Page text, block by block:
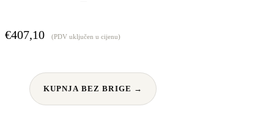
€407,10 (PDV uključen u cijenu)
KUPNJA BEZ BRIGE →